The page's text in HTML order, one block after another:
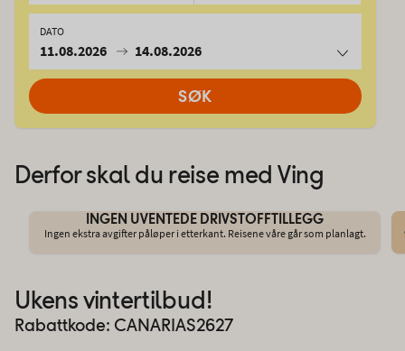
DATO
11.08.2026 14.08.2026
SØK
Derfor skal du reise med Ving
INGEN UVENTEDE DRIVSTOFFTILLEGG
Ingen ekstra avgifter påløper i etterkant. Reisene våre går som planlagt.
Ukens vintertilbud!
Rabattkode: CANARIAS2627